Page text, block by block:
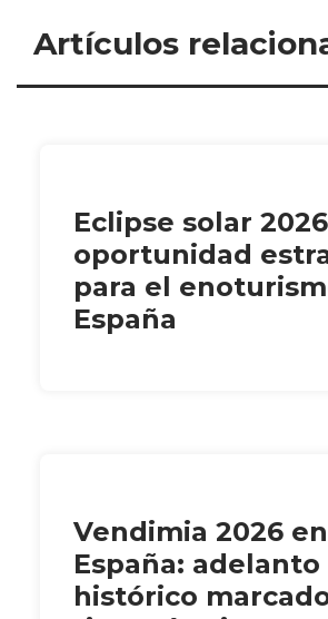
Artículos
Eclipse solar
oportunidad
para el
España
Vendimia 2026 en
España: adelanto
histórico